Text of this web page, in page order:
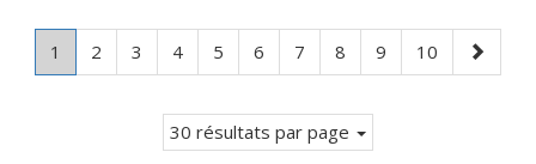
Page
1
Page
Page
2 Page
3 Page
4 Page
5 Page
6 Page
7 Page
8 Page
9 Page
10
Page
suivante
30 résultats par page